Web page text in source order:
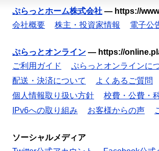
ぷらっとホーム株式会社 — https://
会社概要
株主・投資家情報 電子公
ぷらっとオンライン — https://
ご利用ガイド
ぷらっとオンラインに
配送・決済について
よくあるご質問
個人情報取り扱い方針
校費・公費・
IPv6への取り組み
お客様からの声
ソーシャルメディア